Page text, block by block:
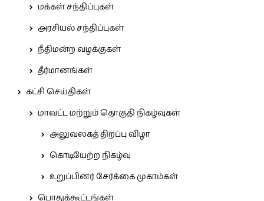
மக்கள் சந்திப்புகள்
அரசியல் சந்திப்புகள்
நீதிமன்ற வழக்குகள்
தீர்மானங்கள்
கட்சி செய்திகள்
மாவட்ட மற்றும் தொகுதி நிகழ்வுகள்
அலுவலகத் திறப்பு விழா
கொடியேற்ற நிகழ்வு
உறுப்பினர் சேர்க்கை முகாம்கள்
பொதுக்கூட்டங்கள்